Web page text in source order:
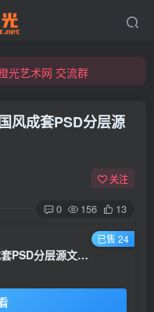
光艺术网 交流群
光艺术网 交流群
风成套PSD分层源
关注
0 156 13
[游戏设定] 288个Q版三国中国风成套PSD分层源文件 2.92G_CG原画素材
已售 24